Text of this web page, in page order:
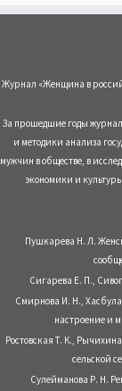
Журнал «Женщина в
За прошедшие годы журнал
и методики анализа
мужчин в обществе, в
экономики и
Пушкарева Н. Л.
Сигарева Е. П.,
Смирнова И. Н.,
настроение и
Ростовская Т. К.,
сельской
Сулейманова Р. Н.